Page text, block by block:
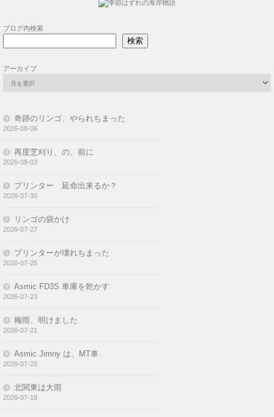
ブログ内検索
検索
アーカイブ
奇跡のリンゴ、やられちまった
2026-08-06
再度芝刈り、の、前に
2026-08-03
プリンター 延命出来るか？
2026-07-30
リンゴの袋かけ
2026-07-27
プリンターが壊れちまった
2026-07-25
Asmic FD3S 車庫を乾かす
2026-07-23
梅雨、明けました
2026-07-21
Asmic Jimny は、MT車
2026-07-20
北関東は大雨
2026-07-18